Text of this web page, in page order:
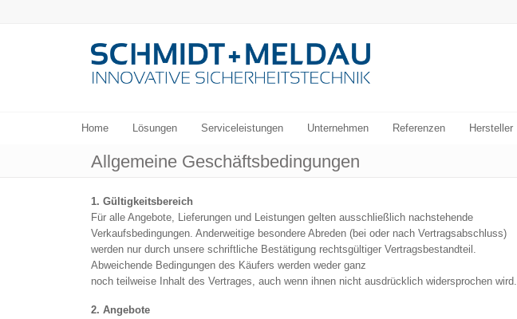
Home Lösungen Serviceleistungen Unternehmen Referenzen Hersteller
Allgemeine Geschäftsbedingungen
1. Gültigkeitsbereich
Für alle Angebote, Lieferungen und Leistungen gelten ausschließlich nachstehende
Verkaufsbedingungen. Anderweitige besondere Abreden (bei oder nach Vertragsabschluss)
werden nur durch unsere schriftliche Bestätigung rechtsgültiger Vertragsbestandteil.
Abweichende Bedingungen des Käufers werden weder ganz
noch teilweise Inhalt des Vertrages, auch wenn ihnen nicht ausdrücklich widersprochen wird.
2. Angebote